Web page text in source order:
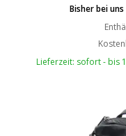
Bisher bei uns
Lieferzeit: sofort - bis